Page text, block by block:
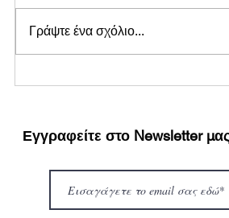
Ριάλτο
Γράψτε ένα σχόλιο...
Εγγραφείτε στο Newsletter